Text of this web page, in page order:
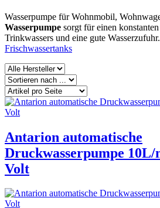
Wasserpumpe für Wohnmobil,
Wasserpumpe sorgt für einen
Trinkwassers und eine gute
Frischwassertanks
Antarion automatische
Druckwasserpumpe
Volt